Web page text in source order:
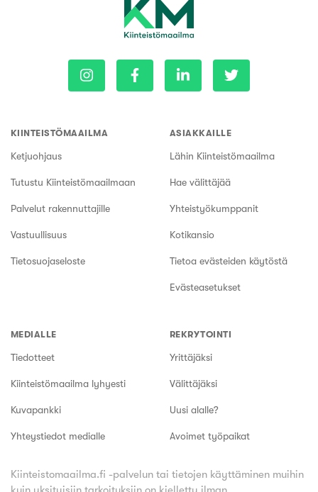
KIINTEISTÖMAAILMA
Ketjuohjaus
Tutustu Kiinteistömaailmaan
Palvelut rakennuttajille
Vastuullisuus
Tietosuojaseloste
ASIAKKAILLE
Lähin Kiinteistömaailma
Hae välittäjää
Yhteistyökumppanit
Kotikansio
Tietoa evästeiden käytöstä
Evästeasetukset
MEDIALLE
Tiedotteet
Kiinteistömaailma lyhyesti
Kuvapankki
Yhteystiedot medialle
REKRYTOINTI
Yrittäjäksi
Välittäjäksi
Uusi alalle?
Avoimet työpaikat
Kiinteistomaailma.fi -palvelun tai tietojen käyttäminen muihin